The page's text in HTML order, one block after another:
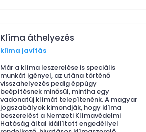
Klíma áthelyezés
klíma javítás
Már a klíma leszerelése is speciális
munkát igényel, az utána történő
visszahelyezés pedig éppúgy
beépítésnek minősül, mintha egy
vadonatúj klímát telepítenénk. A magyar
jogszabályok kimondják, hogy klíma
beszerelést a Nemzeti Klímavédelmi
Hatóság által kiállított engedéllyel